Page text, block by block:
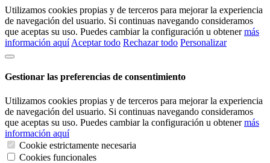
Utilizamos cookies propias y de terceros para mejorar la experiencia
de navegación del usuario. Si continuas navegando consideramos
que aceptas su uso. Puedes cambiar la configuración u obtenermás
información aquí Aceptar todo Rechazar todo Personalizar
Gestionar las preferencias de consentimiento
Utilizamos cookies propias y de terceros para mejorar la experiencia
de navegación del usuario. Si continuas navegando consideramos
que aceptas su uso. Puedes cambiar la configuración u obtenermás
información aquí
Cookie estrictamente necesaria
Cookies funcionales